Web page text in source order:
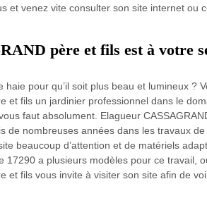
et venez vite consulter son site internet ou
père et fils est à votre
haie pour qu’il soit plus beau et lumineux ?
et fils un jardinier professionnel dans le
faut absolument. Elagueur
de nombreuses années dans les travaux
beaucoup d’attention et de matériels
17290 a plusieurs modèles pour ce travail,
et fils vous invite à visiter son site afin de